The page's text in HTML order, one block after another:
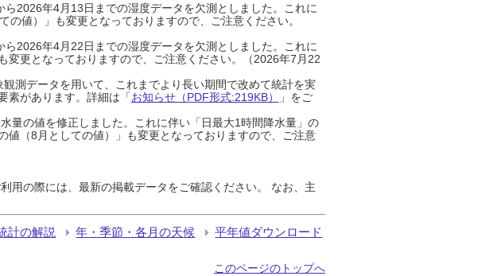
2026年4月13日までの湿度データを欠測としました。これに
値）」も変更となっておりますので、ご注意ください。
2026年4月22日までの湿度データを欠測としました。これに
更となっておりますので、ご注意ください。（2026年7月22
測データを用いて、これまでより長い期間で改めて統計を実
素があります。詳細は「お知らせ（PDF形式:219KB）
」をご
量の値を修正しました。これに伴い「日最大1時間降水量」の
値（8月としての値）」も変更となっておりますので、ご注意
用の際には、最新の掲載データをご確認ください。 なお、主
計の解説 年・季節・各月の天候 平年値ダウンロード
このページのトップへ